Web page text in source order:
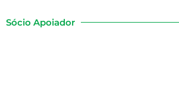
Sócio Apoiador